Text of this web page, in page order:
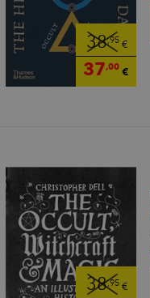
38,95€
37,00€
38,95€